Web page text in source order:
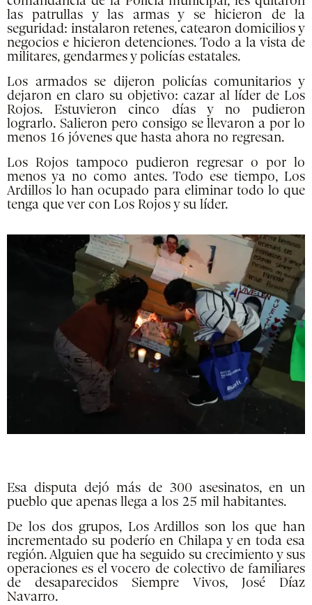
las patrullas y las armas y se hicieron de la
seguridad: instalaron retenes, catearon domicilios y
negocios e hicieron detenciones. Todo a la vista de
militares, gendarmes y policías estatales.
Los armados se dijeron policías comunitarios y
dejaron en claro su objetivo: cazar al líder de Los
Rojos. Estuvieron cinco días y no pudieron
lograrlo. Salieron pero consigo se llevaron a por lo
menos 16 jóvenes que hasta ahora no regresan.
Los Rojos tampoco pudieron regresar o por lo
menos ya no como antes. Todo ese tiempo, Los
Ardillos lo han ocupado para eliminar todo lo que
tenga que ver con Los Rojos y su líder.
Esa disputa dejó más de 300 asesinatos, en un
pueblo que apenas llega a los 25 mil habitantes.
De los dos grupos, Los Ardillos son los que han
incrementado su poderío en Chilapa y en toda esa
región. Alguien que ha seguido su crecimiento y sus
operaciones es el vocero de colectivo de familiares
de desaparecidos Siempre Vivos, José Díaz
Navarro.